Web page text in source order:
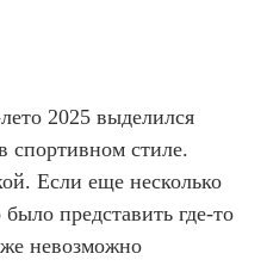
2025 выделился
стиле.
Если еще несколько
представить где-то
невозможно